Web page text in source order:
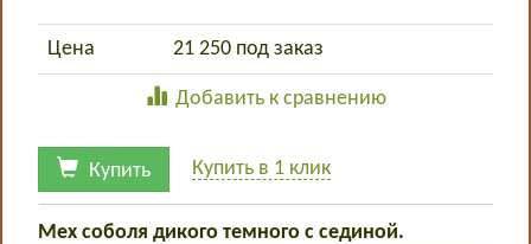
Цена 21 250 под заказ
Добавить к сравнению
Купить Купить в 1 клик
Мех соболя дикого темного с сединой.